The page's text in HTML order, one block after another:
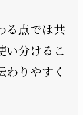
る点では共
い分けるこ
りやすく